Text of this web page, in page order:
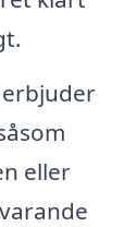
eller